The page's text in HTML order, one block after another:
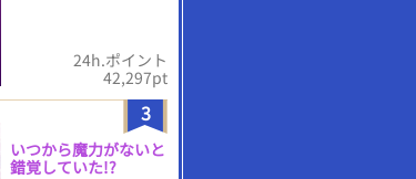
24h.ポイント
42,297pt
3
いつから魔力がないと
錯覚していた!?